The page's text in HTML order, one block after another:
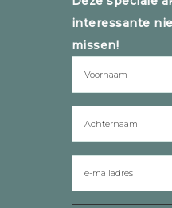
interessante
missen!